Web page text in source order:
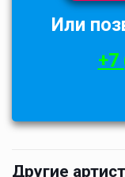
Или
+7
Другие